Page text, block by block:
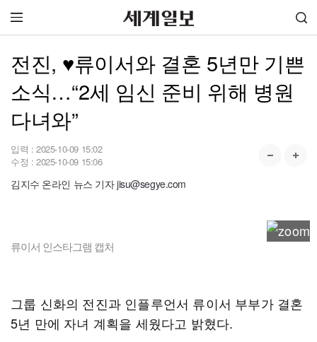
전진, ♥류이서와 결혼 5년만 기쁜
소식…“2세 임신 준비 위해 병원
다녀와”
입력 : 2025-10-09 15:02
수정 : 2025-10-09 15:06
김지수 온라인 뉴스 기자 jisu@segye.com
류이서 인스타그램 캡처
그룹 신화의 전진과 인플루언서 류이서 부부가 결혼
5년 만에 자녀 계획을 세웠다고 밝혔다.